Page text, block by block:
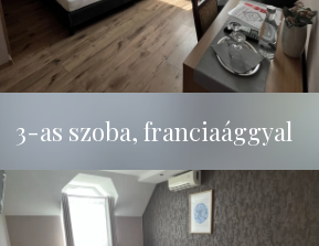
3-as szoba, franciaággyal